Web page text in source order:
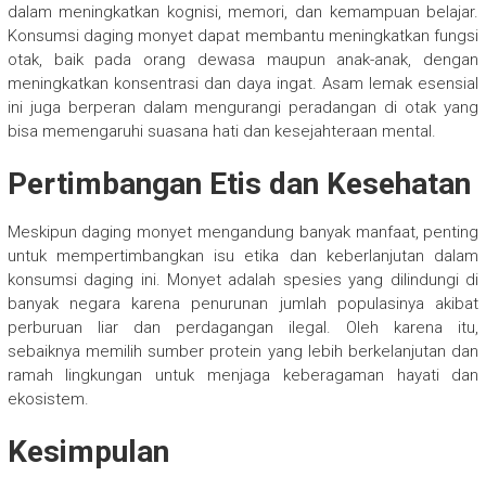
dalam meningkatkan kognisi, memori, dan kemampuan belajar.
Konsumsi daging monyet dapat membantu meningkatkan fungsi
otak, baik pada orang dewasa maupun anak-anak, dengan
meningkatkan konsentrasi dan daya ingat. Asam lemak esensial
ini juga berperan dalam mengurangi peradangan di otak yang
bisa memengaruhi suasana hati dan kesejahteraan mental.
Pertimbangan Etis dan Kesehatan
Meskipun daging monyet mengandung banyak manfaat, penting
untuk mempertimbangkan isu etika dan keberlanjutan dalam
konsumsi daging ini. Monyet adalah spesies yang dilindungi di
banyak negara karena penurunan jumlah populasinya akibat
perburuan liar dan perdagangan ilegal. Oleh karena itu,
sebaiknya memilih sumber protein yang lebih berkelanjutan dan
ramah lingkungan untuk menjaga keberagaman hayati dan
ekosistem.
Kesimpulan